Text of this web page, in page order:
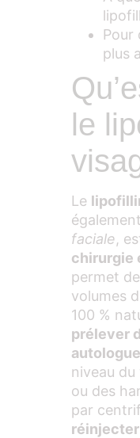
Pour
plus
le
Le
faciale,
chirurgie
permet
volumes
100 %
prélever
autologue
niveau du
ou des
par
réinjecter